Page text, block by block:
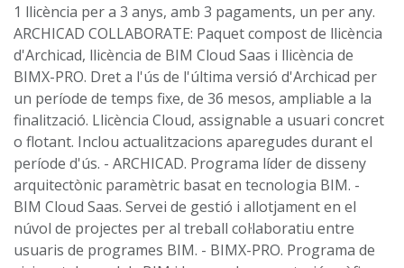
1 llicència per a 3 anys, amb 3 pagaments, un per any.
ARCHICAD COLLABORATE: Paquet compost de llicència
d'Archicad, llicència de BIM Cloud Saas i llicència de
BIMX-PRO. Dret a l'ús de l'última versió d'Archicad per
un període de temps fixe, de 36 mesos, ampliable a la
finalització. Llicència Cloud, assignable a usuari concret
o flotant. Inclou actualitzacions aparegudes durant el
període d'ús. - ARCHICAD. Programa líder de disseny
arquitectònic paramètric basat en tecnologia BIM. -
BIM Cloud Saas. Servei de gestió i allotjament en el
núvol de projectes per al treball col·laboratiu entre
usuaris de programes BIM. - BIMX-PRO. Programa de